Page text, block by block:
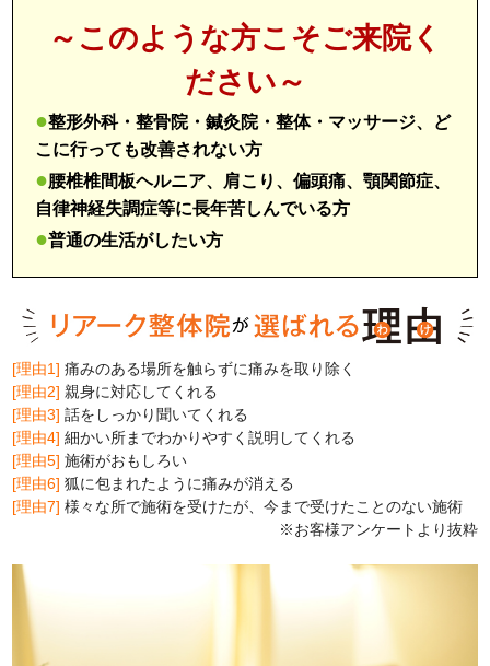
～このような方こそご来院く
ださい～
●整形外科・整骨院・鍼灸院・整体・マッサージ、ど
こに行っても改善されない方
●腰椎椎間板ヘルニア、肩こり、偏頭痛、顎関節症、
自律神経失調症等に長年苦しんでいる方
●普通の生活がしたい方
[理由1] 痛みのある場所を触らずに痛みを取り除く
[理由2] 親身に対応してくれる
[理由3] 話をしっかり聞いてくれる
[理由4] 細かい所までわかりやすく説明してくれる
[理由5] 施術がおもしろい
[理由6] 狐に包まれたように痛みが消える
[理由7] 様々な所で施術を受けたが、今まで受けたことのない施術
※お客様アンケートより抜粋